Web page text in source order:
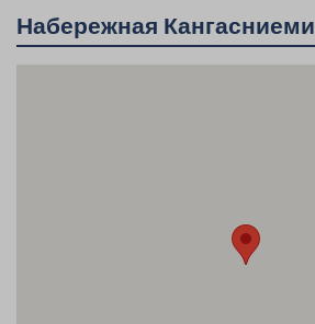
Набережная Кангасниеми